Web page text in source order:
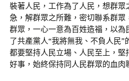
裝著人民，工作為了人民，想群眾
急，解群眾之所難，密切聯系群眾
群眾，一心一意為百姓造福，以為
了共產黨人“我將無我、不負人民”
都要堅持人民立場、人民至上，堅
好事，始終保持同人民群眾的血肉